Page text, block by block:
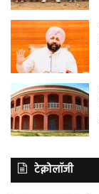
टेक्नोलॉजी